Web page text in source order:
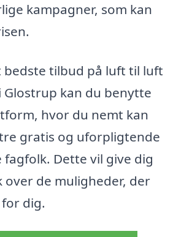
kampagner, som kan
bedste tilbud på luft til luft
kan du benytte
hvor du nemt kan
gratis og uforpligtende
Dette vil give dig
de muligheder, der
dig.